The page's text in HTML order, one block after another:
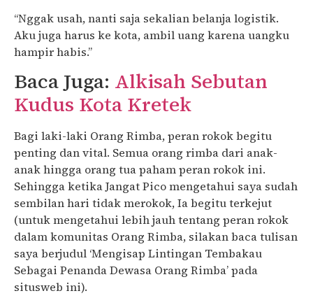
“Nggak usah, nanti saja sekalian belanja logistik.
Aku juga harus ke kota, ambil uang karena uangku
hampir habis.”
Baca Juga: Alkisah Sebutan
Kudus Kota Kretek
Bagi laki-laki Orang Rimba, peran rokok begitu
penting dan vital. Semua orang rimba dari anak-
anak hingga orang tua paham peran rokok ini.
Sehingga ketika Jangat Pico mengetahui saya sudah
sembilan hari tidak merokok, Ia begitu terkejut
(untuk mengetahui lebih jauh tentang peran rokok
dalam komunitas Orang Rimba, silakan baca tulisan
saya berjudul ‘Mengisap Lintingan Tembakau
Sebagai Penanda Dewasa Orang Rimba’ pada
situsweb ini).